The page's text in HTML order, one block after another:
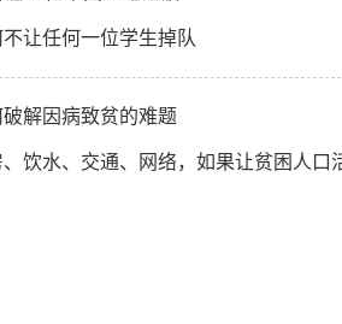
让任何一位学生掉队
解因病致贫的难题
饮水、交通、网络，如果让贫困人口